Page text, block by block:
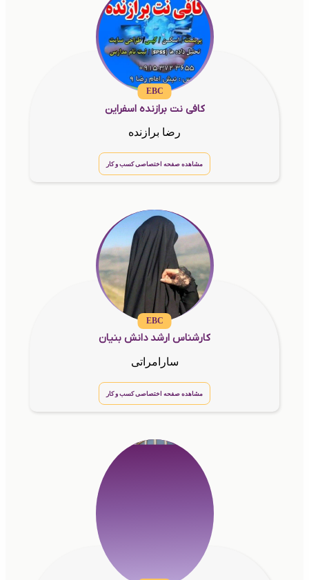
EBC
کافی نت برازنده اسفراین
رضا برازنده
مشاهده صفحه اختصاصی کسب و کار
EBC
کارشناس ارشد دانش بنیان
سارامراتی
مشاهده صفحه اختصاصی کسب و کار